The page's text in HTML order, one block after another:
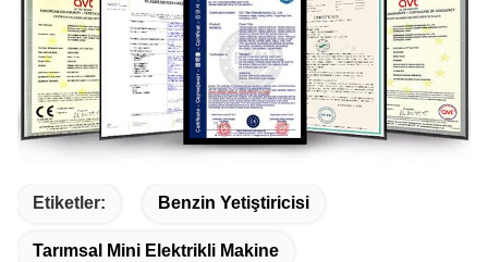
Etiketler: Benzin Yetiştiricisi
Tarımsal Mini Elektrikli Makine